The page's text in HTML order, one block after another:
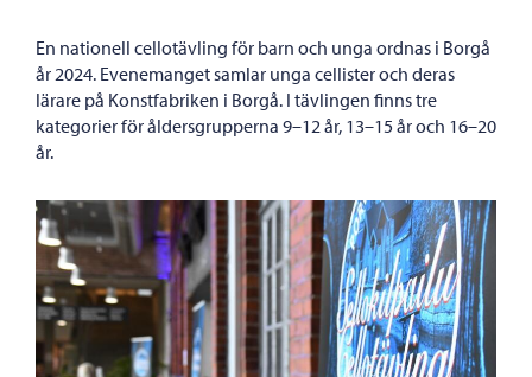
En nationell cellotävling för barn och unga ordnas i Borgå
år 2024. Evenemanget samlar unga cellister och deras
lärare på Konstfabriken i Borgå. I tävlingen finns tre
kategorier för åldersgrupperna 9–12 år, 13–15 år och 16–20
år.